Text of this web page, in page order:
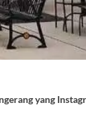
yang